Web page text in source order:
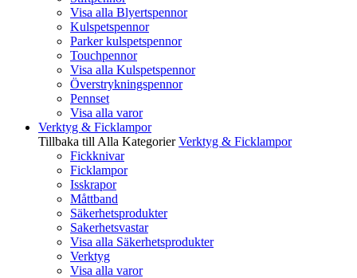
Visa alla Blyertspennor
Kulspetspennor
Parker kulspetspennor
Touchpennor
Visa alla Kulspetspennor
Överstrykningspennor
Pennset
Visa alla varor
Verktyg & Ficklampor
Tillbaka till Alla Kategorier Verktyg & Ficklampor
Fickknivar
Ficklampor
Isskrapor
Måttband
Säkerhetsprodukter
Sakerhetsvastar
Visa alla Säkerhetsprodukter
Verktyg
Visa alla varor